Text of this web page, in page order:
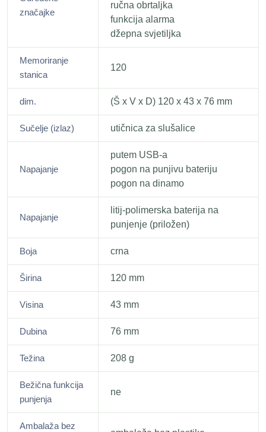
značajke
ručna obrtaljka
funkcija alarma
džepna svjetiljka
Memoriranje
stanica
120
dim. (Š x V x D) 120 x 43 x 76 mm
Sučelje (izlaz) utičnica za slušalice
Napajanje
putem USB-a
pogon na punjivu bateriju
pogon na dinamo
Napajanje
litij-polimerska baterija na
punjenje (priložen)
Boja crna
Širina 120 mm
Visina 43 mm
Dubina 76 mm
Težina 208 g
Bežična funkcija
punjenja
ne
Ambalaža bez